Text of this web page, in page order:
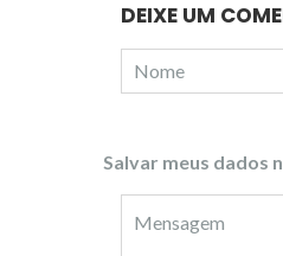
DEIXE UM
Salvar meus dados